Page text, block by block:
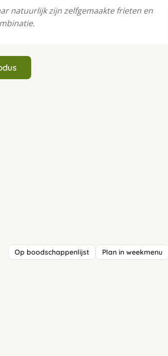
natuurlijk zijn zelfgemaakte frieten en
Op boodschappenlijst Plan in weekmenu